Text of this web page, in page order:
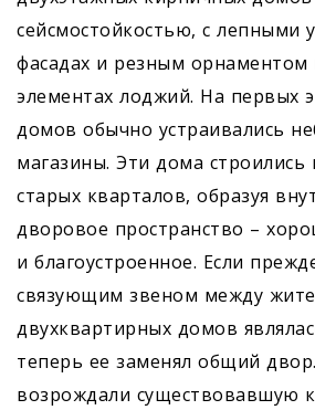
сейсмостойкостью, с лепными
фасадах и резным орнаментом
элементах лоджий. На первых
домов обычно устраивались
магазины. Эти дома строились
старых кварталов, образуя
дворовое пространство –
и благоустроенное. Если
связующим звеном между
двухквартирных домов
теперь ее заменял общий
возрождали существовавшую